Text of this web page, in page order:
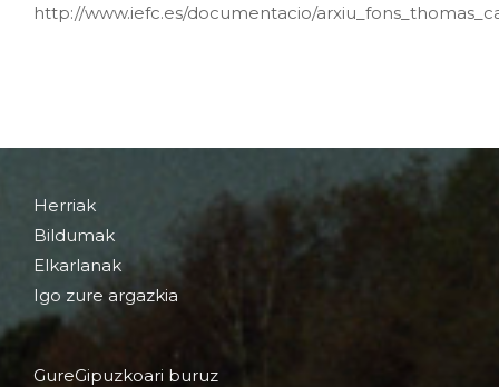
http://www.iefc.es/documentacio/
Herriak
Bildumak
Elkarlanak
Igo zure argazkia
GureGipuzkoari buruz